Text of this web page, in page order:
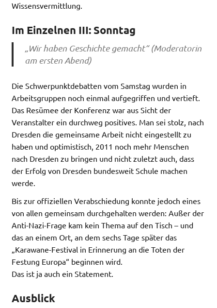
Wissensvermittlung.
Im Einzelnen III: Sonntag
„Wir haben Geschichte gemacht“ (Moderatorin
am ersten Abend)
Die Schwerpunktdebatten vom Samstag wurden in
Arbeitsgruppen noch einmal aufgegriffen und vertieft.
Das Resümee der Konferenz war aus Sicht der
Veranstalter ein durchweg positives. Man sei stolz, nach
Dresden die gemeinsame Arbeit nicht eingestellt zu
haben und optimistisch, 2011 noch mehr Menschen
nach Dresden zu bringen und nicht zuletzt auch, dass
der Erfolg von Dresden bundesweit Schule machen
werde.
Bis zur offiziellen Verabschiedung konnte jedoch eines
von allen gemeinsam durchgehalten werden: Außer der
Anti-Nazi-Frage kam kein Thema auf den Tisch – und
das an einem Ort, an dem sechs Tage später das
„Karawane-Festival in Erinnerung an die Toten der
Festung Europa“ beginnen wird.
Das ist ja auch ein Statement.
Ausblick